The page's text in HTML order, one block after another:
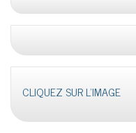
CLIQUEZ SUR L'IMAGE